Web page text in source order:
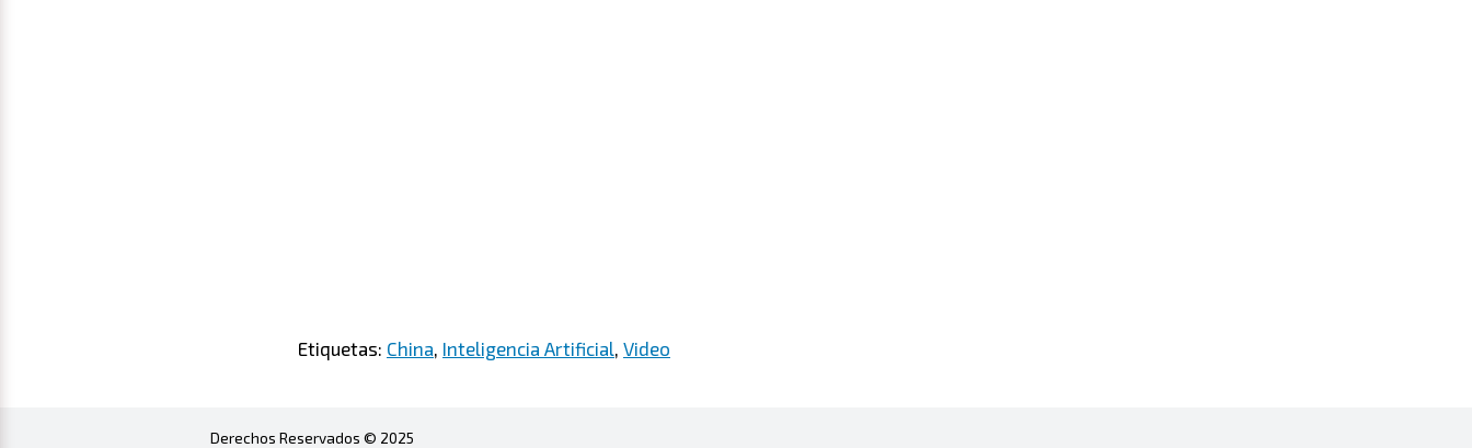
Etiquetas: China Inteligencia Artificial Video
Derechos Reservados © 2025